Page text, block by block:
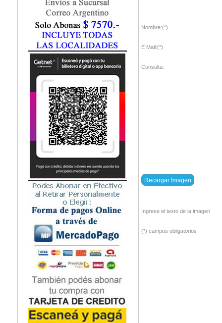
Nombre:(*)
E Mail:(*)
Consulta:
Ingrese el texto de la imagen
(*) campos obligatorios